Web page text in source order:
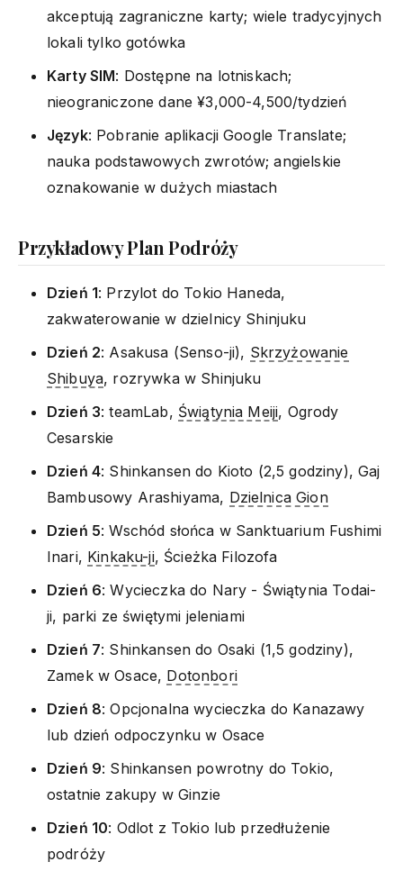
akceptują zagraniczne karty; wiele tradycyjnych
lokali tylko gotówka
Karty SIM: Dostępne na lotniskach;
nieograniczone dane ¥3,000-4,500/tydzień
Język: Pobranie aplikacji Google Translate;
nauka podstawowych zwrotów; angielskie
oznakowanie w dużych miastach
Przykładowy Plan Podróży
Dzień 1: Przylot do Tokio Haneda,
zakwaterowanie w dzielnicy Shinjuku
Dzień 2: Asakusa (Senso-ji), Skrzyżowanie
Shibuya, rozrywka w Shinjuku
Dzień 3: teamLab, Świątynia Meiji, Ogrody
Cesarskie
Dzień 4: Shinkansen do Kioto (2,5 godziny), Gaj
Bambusowy Arashiyama, Dzielnica Gion
Dzień 5: Wschód słońca w Sanktuarium Fushimi
Inari, Kinkaku-ji, Ścieżka Filozofa
Dzień 6: Wycieczka do Nary - Świątynia Todai-
ji, parki ze świętymi jeleniami
Dzień 7: Shinkansen do Osaki (1,5 godziny),
Zamek w Osace, Dotonbori
Dzień 8: Opcjonalna wycieczka do Kanazawy
lub dzień odpoczynku w Osace
Dzień 9: Shinkansen powrotny do Tokio,
ostatnie zakupy w Ginzie
Dzień 10: Odlot z Tokio lub przedłużenie
podróży